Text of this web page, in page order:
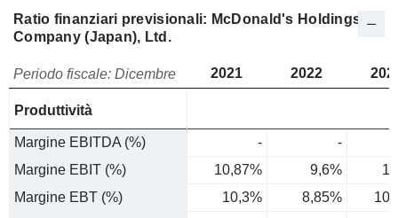
Ratio finanziari previsionali: McDonald's Holdings
Company (Japan), Ltd.
Periodo fiscale: Dicembre 2021 2022
Produttività
Margine EBITDA (%) -
-
Margine EBIT (%)
10,87% 9,6%
Margine EBT (%)
10,3% 8,85%